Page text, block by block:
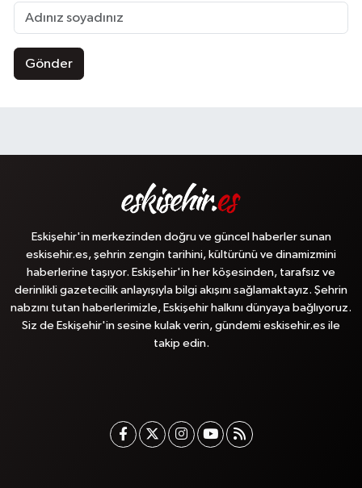
Gönder
Eskişehir'in merkezinden doğru ve güncel haberler sunan
eskisehir.es, şehrin zengin tarihini, kültürünü ve dinamizmini
haberlerine taşıyor. Eskişehir'in her köşesinden, tarafsız ve
derinlikli gazetecilik anlayışıyla bilgi akışını sağlamaktayız. Şehrin
nabzını tutan haberlerimizle, Eskişehir halkını dünyaya bağlıyoruz.
Siz de Eskişehir'in sesine kulak verin, gündemi eskisehir.es ile
takip edin.